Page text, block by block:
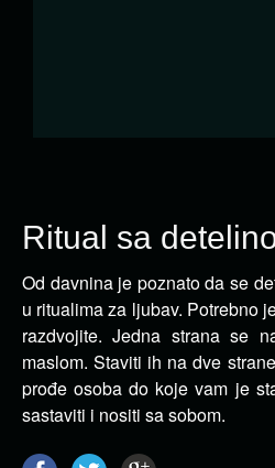
Ritual sa
Od davnina je poznato da se
u ritualima za ljubav. Potrebno
razdvojite.Jedna strana se
maslom. Staviti ih na dve
prođe osoba do koje vam je
sastaviti i nositi sa sobom.